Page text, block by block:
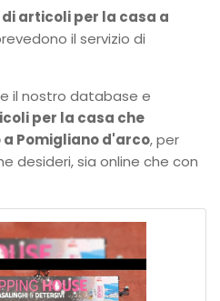
di articoli per la casa a
il servizio di
il nostro database e
per la casa che
Pomigliano d'arco, per
desideri, sia online che con